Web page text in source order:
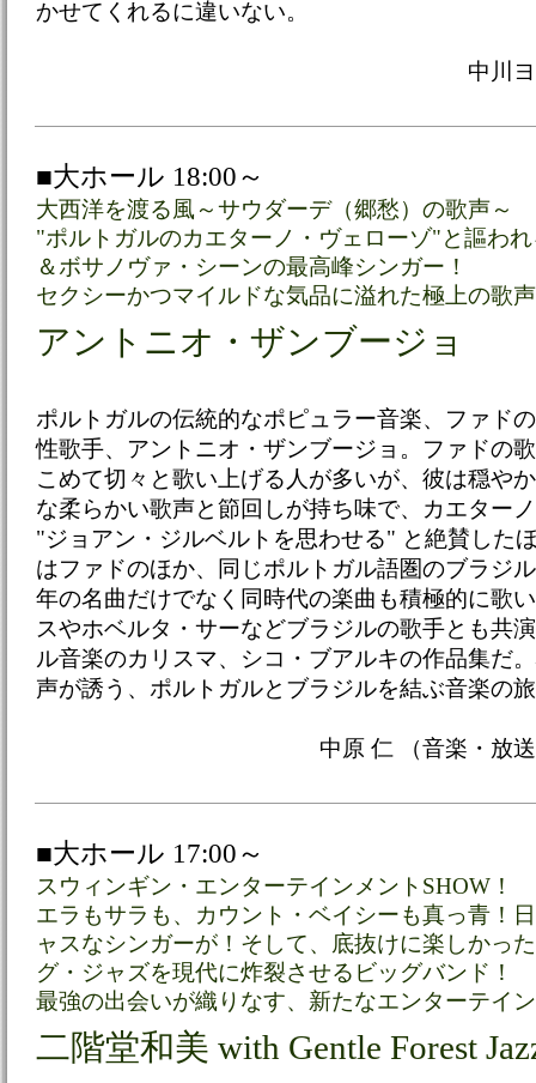
かせてくれるに違いない。
中川
■大ホール 18:00～
大西洋を渡る風～サウダーデ（郷愁）の歌声～
"ポルトガルのカエターノ・ヴェローゾ"と謳わ
＆ボサノヴァ・シーンの最高峰シンガー！
セクシーかつマイルドな気品に溢れた極上の歌声
アントニオ・ザンブージョ
ポルトガルの伝統的なポピュラー音楽、ファド
性歌手、アントニオ・ザンブージョ。ファドの
こめて切々と歌い上げる人が多いが、彼は穏や
な柔らかい歌声と節回しが持ち味で、カエター
"ジョアン・ジルベルトを思わせる" と絶賛した
はファドのほか、同じポルトガル語圏のブラジ
年の名曲だけでなく同時代の楽曲も積極的に歌
スやホベルタ・サーなどブラジルの歌手とも共
ル音楽のカリスマ、シコ・ブアルキの作品集だ
声が誘う、ポルトガルとブラジルを結ぶ音楽の
中原 仁 （音楽・放
■大ホール 17:00～
スウィンギン・エンターテインメントSHOW！
エラもサラも、カウント・ベイシーも真っ青！
ャスなシンガーが！そして、底抜けに楽しかっ
グ・ジャズを現代に炸裂させるビッグバンド！
最強の出会いが織りなす、新たなエンターテイ
二階堂和美 with Gentle Forest